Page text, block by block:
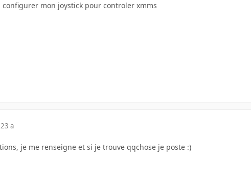
mon joystick pour controler xmms
23 a
je me renseigne et si je trouve qqchose je poste :)